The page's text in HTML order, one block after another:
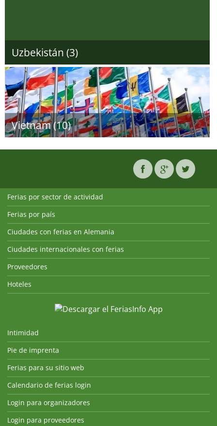
Uzbekistán (3)
Vietnam (10)
Ferias por sector de actividad
Ferias por país
Ciudades con ferias en Alemania
Ciudades internacionales con ferias
Proveedores
Hoteles
Intimidad
Pie de imprenta
Ferias para su sitio web
Calendario de ferias login
Login para organizadores
Login para proveedores